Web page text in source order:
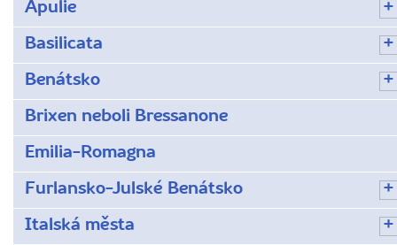
Apulie
Basilicata
Benátsko
Brixen neboli Bressanone
Emilia-Romagna
Furlansko-Julské Benátsko
Italská města